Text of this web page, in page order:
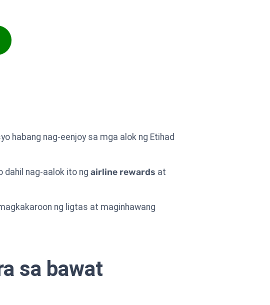
habang nag-eenjoy sa mga alok ng Etihad
dahil nag-aalok ito ng airline rewards at
ng ligtas at maginhawang
sa bawat